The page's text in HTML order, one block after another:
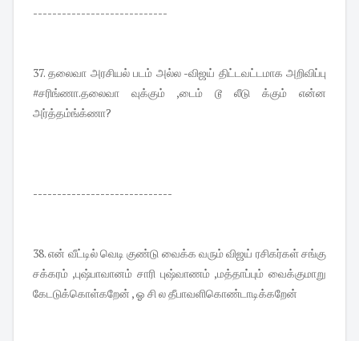
----------------------------
37. தலைவா அரசியல் படம் அல்ல -விஜய் திட்டவட்டமாக அறிவிப்பு
#சரிங்ணா.தலைவா வுக்கும் ,டைம் டூ லீடு க்கும் என்ன
அர்த்தம்ங்க்ணா?
-----------------------------
38. என் வீட்டில் வெடி குண்டு வைக்க வரும் விஜய் ரசிகர்கள் சங்கு
சக்கரம் ,புஷ்பாவானம் சாரி புஷ்வாணம் ,மத்தாப்பும் வைக்குமாறு
கேடடுக்கொள்கறேன் , ஓ சி ல தீபாவளிகொண்டாடிக்கறேன்